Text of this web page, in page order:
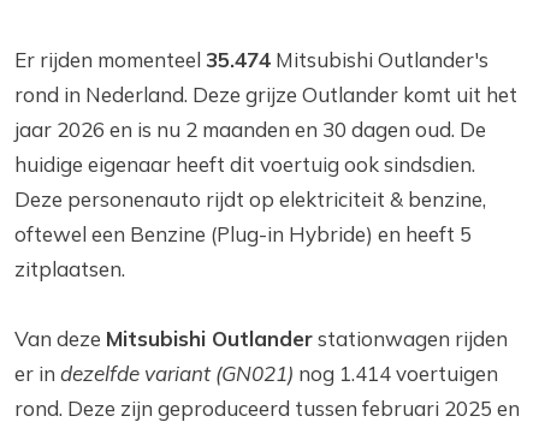
Er rijden momenteel 35.474 Mitsubishi Outlander's
rond in Nederland. Deze grijze Outlander komt uit het
jaar 2026 en is nu 2 maanden en 30 dagen oud. De
huidige eigenaar heeft dit voertuig ook sindsdien.
Deze personenauto rijdt op elektriciteit & benzine,
oftewel een Benzine (Plug-in Hybride) en heeft 5
zitplaatsen.
Van deze Mitsubishi Outlanderstationwagen rijden
er in dezelfde variant (GN021) nog 1.414 voertuigen
rond. Deze zijn geproduceerd tussen februari 2025 en